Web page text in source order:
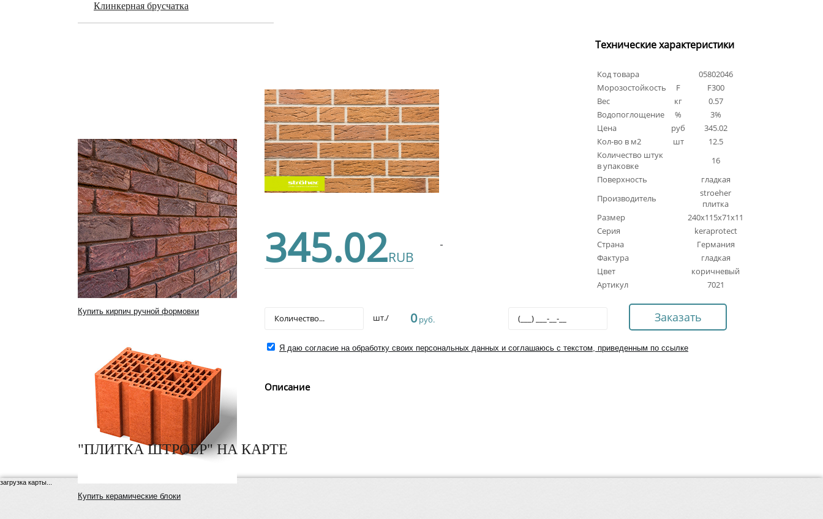
Клинкерная брусчатка
Купить кирпич ручной формовки
Купить керамические блоки
345.02RUB
Технические характеристики
Код товара
05802046
Морозостойкость
F
F300
Вес
кг
0.57
Водопоглощение
%
3%
Цена
руб
345.02
Кол-во в м2
шт
12.5
Количество штук
в упаковке
16
Поверхность
гладкая
Производитель
stroeher
плитка
Размер
240x115x71x11
Серия
keraprotect
Страна
Германия
Фактура
гладкая
Цвет
коричневый
Артикул
7021
шт./ 0руб.
Я даю согласие на обработку своих персональных данных и соглашаюсь с текстом, приведенным по ссылке
Описание
"ПЛИТКА ШТРОЕР" НА КАРТЕ
загрузка карты...